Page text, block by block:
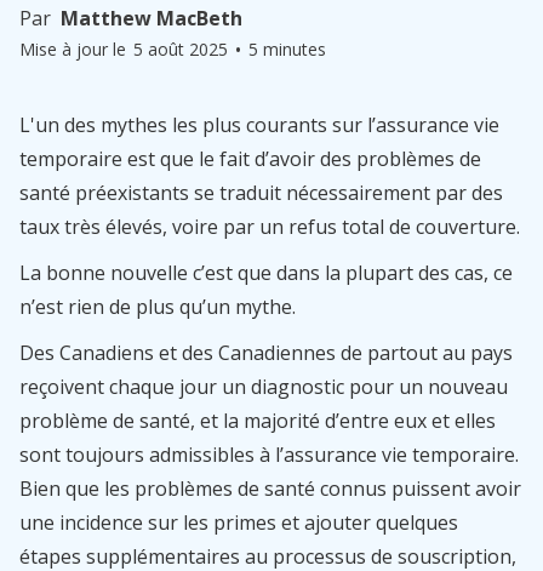
Par Matthew MacBeth
Mise à jour le 5 août 2025 • 5 minutes
L'un des mythes les plus courants sur l’assurance vie
temporaire est que le fait d’avoir des problèmes de
santé préexistants se traduit nécessairement par des
taux très élevés, voire par un refus total de couverture.
La bonne nouvelle c’est que dans la plupart des cas, ce
n’est rien de plus qu’un mythe.
Des Canadiens et des Canadiennes de partout au pays
reçoivent chaque jour un diagnostic pour un nouveau
problème de santé, et la majorité d’entre eux et elles
sont toujours admissibles à l’assurance vie temporaire.
Bien que les problèmes de santé connus puissent avoir
une incidence sur les primes et ajouter quelques
étapes supplémentaires au processus de souscription,